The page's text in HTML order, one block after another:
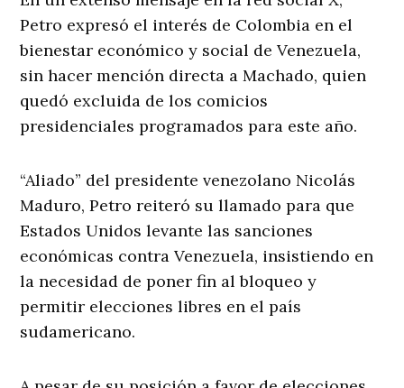
Petro expresó el interés de Colombia en el
bienestar económico y social de Venezuela,
sin hacer mención directa a Machado, quien
quedó excluida de los comicios
presidenciales programados para este año.
“Aliado” del presidente venezolano Nicolás
Maduro, Petro reiteró su llamado para que
Estados Unidos levante las sanciones
económicas contra Venezuela, insistiendo en
la necesidad de poner fin al bloqueo y
permitir elecciones libres en el país
sudamericano.